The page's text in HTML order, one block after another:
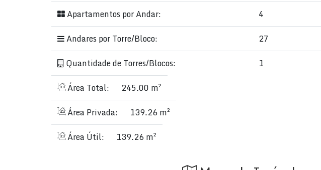
Apartamentos por Andar:
4
Andares por Torre/Bloco:
27
Quantidade de Torres/Blocos:
1
Área Total:
245.00 m²
Área Privada:
139.26 m²
Área Útil:
139.26 m²